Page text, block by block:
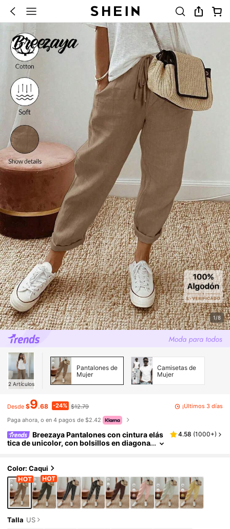
1/8
2 Artículos
Pantalones de
Mujer
Camisetas de
Mujer
Desde $9.68 -24% $12.79
¡Últimos 3 días
Paga ahora, o en 4 pagos de $2.42
Breezaya Pantalones con cintura elás
tica de unicolor, con bolsillos en diagona
vera/otoño para mujer con cordón, bolsillos,
estilo jogger recortado, color caqui y ajuste r
egular para uso diario casual.
4.58 (1000+)
Color: Caqui
Talla US